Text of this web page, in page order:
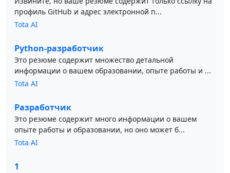
профиль GitHub и адрес электронной п...
Tota AI
Python-разработчик
Это резюме содержит множество детальной
информации о вашем образовании, опыте работы и ...
Tota AI
Разработчик
Это резюме содержит много информации о вашем
опыте работы и образовании, но оно может б...
Tota AI
1